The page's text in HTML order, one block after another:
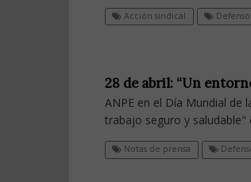
Acción sindical
28 de abril: “Un
ANPE en el Día Mundial de
trabajo seguro y
Notas de prensa